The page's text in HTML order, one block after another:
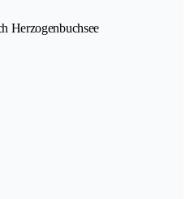
Herzogenbuchsee